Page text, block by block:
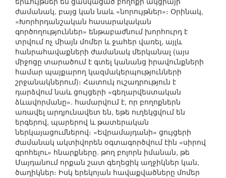
ժամանակ, բայց կան նաև «նորույթներ»։ Օրինակ,
«Խորհրդանշական հասարակական
գործողություններ» ենթաբաժնում խորհուրդ է
տրվում ոչ միայն մոմեր և ջահեր վառել, այլև
հանրահավաքների ժամանակ մերկանալ (այս
միջոցը տարածում է գտել կանանց իրավունքների
համար պայքարող կազմակերպությունների
շրջանակներում)։ Հատուկ ուշադրություն է
դարձվում նաև ցույցերի «գեղարվեստական
ձևավորմանը». համարվում է, որ բողոքներն
առավել արդյունավետ են, եթե ուղեկցվում են
երգերով, պարերով և թատերական
ներկայացումներով։ «Եվրամայդանի» ցույցերի
ժամանակ ակտիվորեն օգտագործվում էին «սիրով
գրոհելու» հնարքները. թող բոլորն իմանան, թե
Մայդանում որքան շատ գեղեցիկ աղջիկներ կան,
ծաղիկներ։ Իսկ երեկոյան հավաքվածները մոմեր